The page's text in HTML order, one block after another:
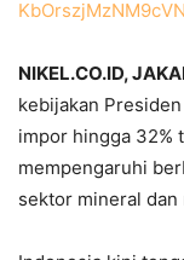
NIKEL.CO.ID,
kebijakan
impor hingga 32%
mempengaruhi
sektor mineral dan